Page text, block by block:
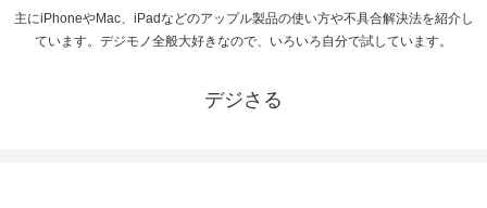
主にiPhoneやMac、iPadなどのアップル製品の使い方や不具合解決法を紹介し
ています。デジモノ全般大好きなので、いろいろ自分で試しています。
デジさる